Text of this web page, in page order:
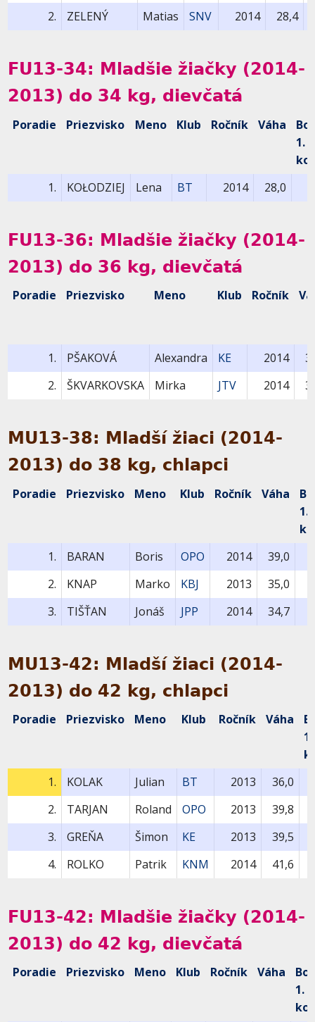
2.
ZELENÝ Matias SNV 2014 28,4
FU13-34: Mladšie žiačky (2014-
2013) do 34 kg, dievčatá
Poradie Priezvisko Meno Klub Ročník Váha
1.
1.
KOŁODZIEJ Lena BT 2014 28,0
FU13-36: Mladšie žiačky (2014-
2013) do 36 kg, dievčatá
Poradie Priezvisko Meno Klub Ročník
1. PŠAKOVÁ Alexandra KE 2014
2.
ŠKVARKOVSKA Mirka JTV 2014
MU13-38: Mladší žiaci (2014-
2013) do 38 kg, chlapci
Poradie Priezvisko Meno Klub Ročník Váha
1.
1.
BARAN Boris OPO 2014
39,0
2.
KNAP Marko KBJ 2013
35,0
3.
TIŠŤAN Jonáš JPP 2014 34,7
MU13-42: Mladší žiaci (2014-
2013) do 42 kg, chlapci
Poradie Priezvisko Meno Klub Ročník Váha
1.
1.
KOLAK Julian BT 2013
36,0
2.
TARJAN Roland OPO 2013
39,8
3.
GREŇA Šimon KE 2013
39,5
4.
ROLKO Patrik KNM 2014 41,6
FU13-42: Mladšie žiačky (2014-
2013) do 42 kg, dievčatá
Poradie Priezvisko Meno Klub Ročník Váha
1.